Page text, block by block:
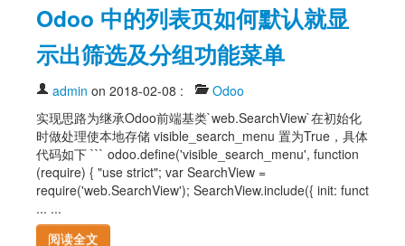
Odoo 中的列表页如何默认就显
示出筛选及分组功能菜单
admin on 2018-02-08 :
Odoo
实现思路为继承Odoo前端基类`web.SearchView`在初始化
时做处理使本地存储 visible_search_menu 置为True，具体
代码如下 ``` odoo.define('visible_search_menu', function
(require) { "use strict"; var SearchView =
require('web.SearchView'); SearchView.include({ init: funct
... ...
阅读全文